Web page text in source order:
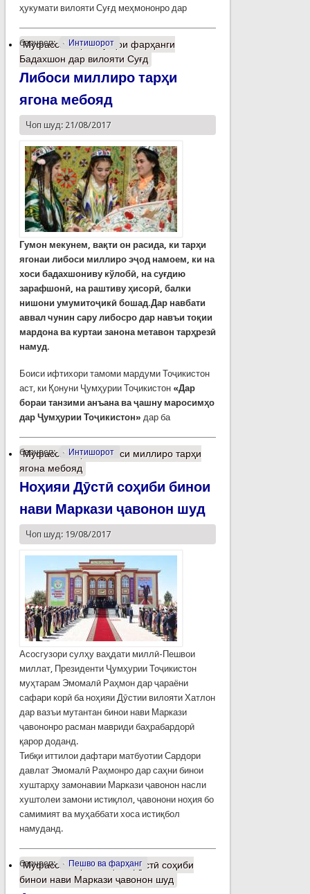
ҳукумати вилояти Суғд меҳмононро дар
барчасп: Интишорот
Муфассалтаро Рӯзҳои фарҳанги
Бадахшон дар вилояти Суғд
Либоси миллиро тарҳи
ягона мебояд
Чоп шуд: 21/08/2017
Гумон мекунем, вақти он расида, ки тарҳи
ягонаи либоси миллиро эҷод намоем, ки на
хоси бадахшониву кўлобӣ, на суғдию
зарафшонӣ, на раштиву ҳисорӣ, балки
нишони умумитоҷикӣ бошад.Дар навбати
аввал чунин сару либосро дар навъи тоқии
мардона ва куртаи занона метавон тарҳрезӣ
намуд.
Боиси ифтихори тамоми мардуми Тоҷикистон
аст, ки Қонуни Ҷумҳурии Тоҷикистон «Дар
бораи танзими анъана ва ҷашну маросимҳо
дар Ҷумҳурии Тоҷикистон» дар ба
барчасп: Интишорот
Муфассалтаро Либоси миллиро тарҳи
ягона мебояд
Ноҳияи Дӯстӣ соҳиби бинои
нави Маркази ҷавонон шуд
Чоп шуд: 19/08/2017
Асосгузори сулҳу ваҳдати миллӣ-Пешвои
миллат, Президенти Ҷумҳурии Тоҷикистон
муҳтарам Эмомалӣ Раҳмон дар ҷараёни
сафари корӣ ба ноҳияи Дӯстии вилояти Хатлон
дар вазъи мутантан бинои нави Маркази
ҷавононро расман мавриди баҳрабардорӣ
қарор доданд.
Тибқи иттилои дафтари матбуотии Сардори
давлат Эмомалӣ Раҳмонро дар саҳни бинои
хуштарҳу замонавии Маркази ҷавонон насли
хуштолеи замони истиқлол, ҷавонони ноҳия бо
самимият ва муҳаббати хоса истиқбол
намуданд.
барчасп: Пешво ва фарҳанг
Муфассалтаро Ноҳияи Дӯстӣ соҳиби
бинои нави Маркази ҷавонон шуд